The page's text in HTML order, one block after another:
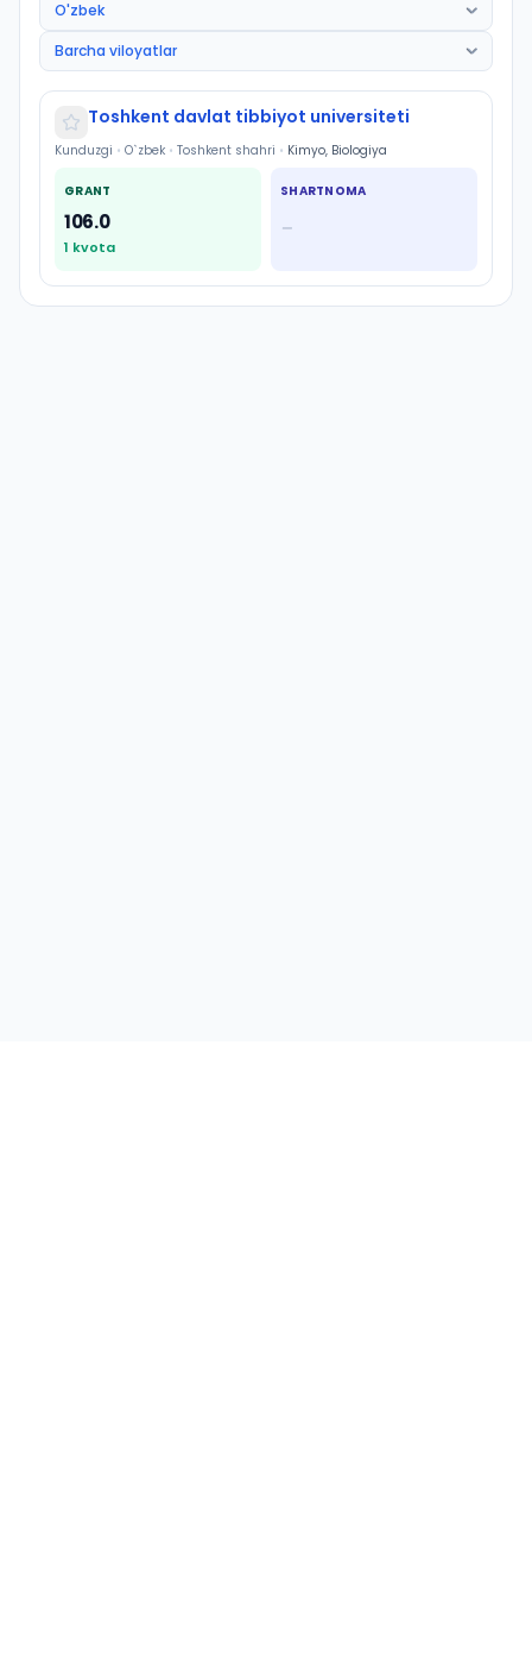
Toshkent davlat tibbiyot universiteti
Kunduzgi • O`zbek • Toshkent shahri • Kimyo, Biologiya
GRANT
106.0
1 kvota
SHARTNOMA
—